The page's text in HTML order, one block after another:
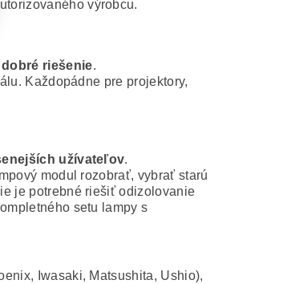
výrobcu.
riešenie.
Každopádne pre projektory,
užívateľov.
modul rozobrať, vybrať starú
je potrebné riešiť odizolovanie
setu lampy s
Iwasaki, Matsushita, Ushio),